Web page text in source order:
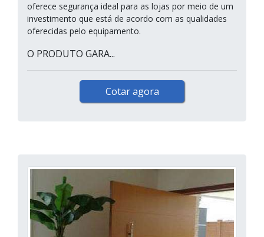
oferece segurança ideal para as lojas por meio de um
investimento que está de acordo com as qualidades
oferecidas pelo equipamento.
O PRODUTO GARA...
Cotar agora